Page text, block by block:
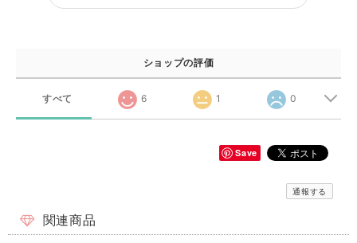
ショップの評価
すべて 6 1 0
Save
通報する
関連商品